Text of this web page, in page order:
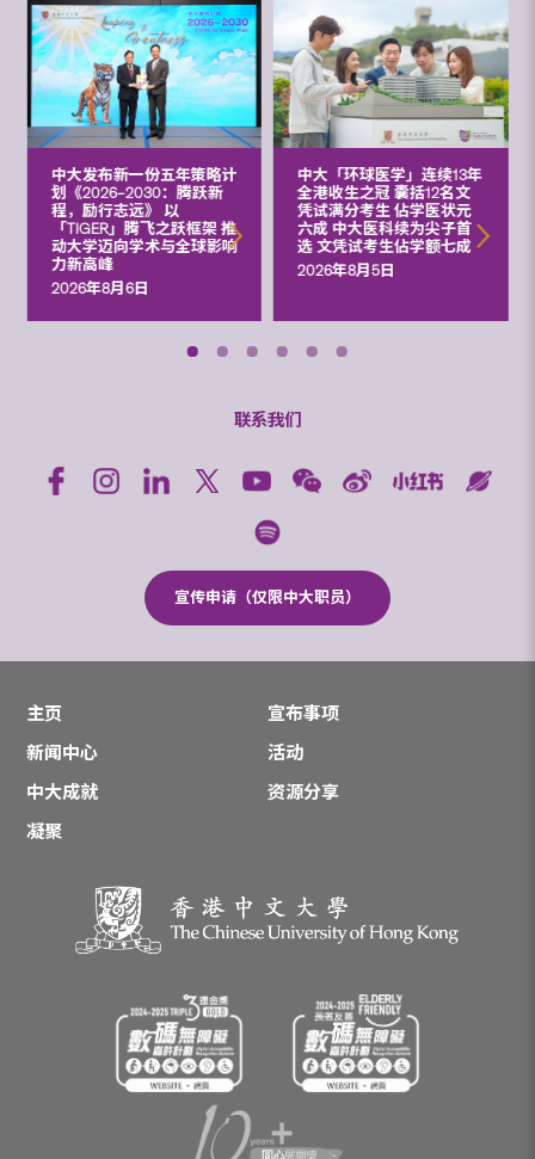
中大发布新一份五年策略计
划《2026‒2030：腾跃新
程，励行志远》 以
「TIGER」腾飞之跃框架 推
动大学迈向学术与全球影响
力新高峰
2026年8月6日
中大「环球医学」连续13年
全港收生之冠 囊括12名文
凭试满分考生 佔学医状元
六成 中大医科续为尖子首
选 文凭试考生佔学额七成
2026年8月5日
联系我们
宣传申请（仅限中大职员）
主页
宣布事项
新闻中心
活动
中大成就
资源分享
凝聚